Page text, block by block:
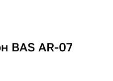
BAS AR-07